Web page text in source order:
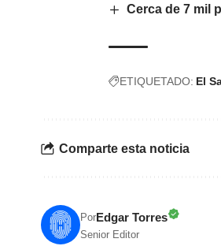
Cerca de 7 mil
ETIQUETADO: El
Comparte esta noticia
PorEdgar Torres
Senior Editor